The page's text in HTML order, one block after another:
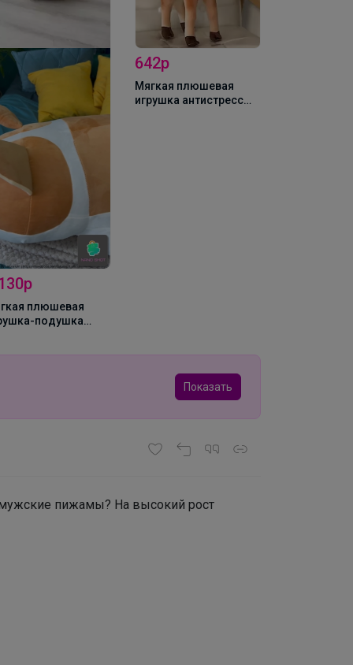
плюшевая
подушка
642р
Мягкая плюшевая
игрушка антистресс
Показать
пижамы? На высокий рост